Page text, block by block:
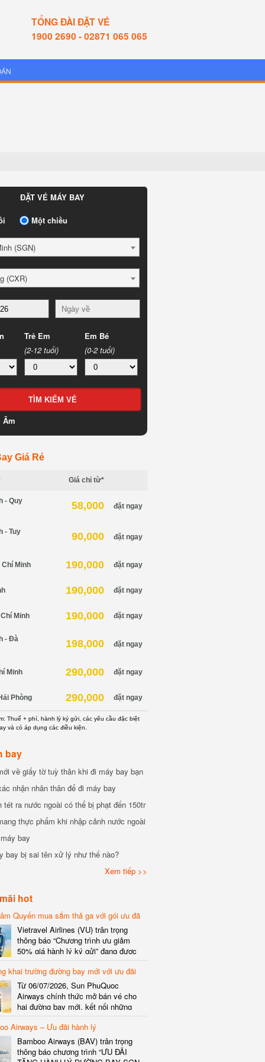
TỔNG ĐÀI ĐẶT VÉ
1900 2690 - 02871 065 065
ĐẶT VÉ MÁY BAY
Một chiều
(SGN)
(CXR)
Trẻ Em
(2-12 tuổi)
Em Bé
(0-2 tuổi)
Âm
Giá Rẻ
Giá chỉ từ*
- Quy
58,000 đặt ngay
- Tuy
90,000 đặt ngay
Minh 190,000 đặt ngay
190,000 đặt ngay
Minh 190,000 đặt ngay
- Đà
198,000 đặt ngay
Minh 290,000 đặt ngay
Phòng 290,000 đặt ngay
Thuế + phí, hành lý ký gửi, các yêu cầu đặc biệt
và có áp dụng các điều kiện.
bay
về giấy tờ tuỳ thân khi đi máy bay bạn
nhận nhân thân để đi máy bay
tét ra nước ngoài có thể bị phạt đến 150tr
thực phẩm khi nhập cảnh nước ngoài
bay
bay bị sai tên xử lý như thế nào?
Xem tiếp >>
hot
Quyến mua sắm thả ga với gói ưu đã
gói cước
Vietravel Airlines (VU) trân trọng
thông báo “Chương trình ưu giảm
50% giá hành lý ký gửi” đang được
triển khai cho đường bay quốc tế mới
kết nối từ TP. Hồ Chí Minh
(SGN) đi Thâm Quyến – Trung Quốc
(SZX), chi tiết như sau: LỊCH BAY
CHI TIẾT Đường bay SHCB Giờ khởi
hành Giờ đến Tần suất…
khai trường đường bay mới với ưu đãi
Từ 06/07/2026, Sun PhuQuoc
Airways chính thức mở bán vé cho
hai đường bay mới, kết nối những
điểm đến giàu trải nghiệm, giúp hành
khách khám phá vẻ đẹp thiên nhiên
và văn hóa của miền Trung Việt Nam.
Thông tin đường bay mới Đường bay
Airways – Ưu đãi hành lý
Bamboo Airways (BAV) trân trọng
thông báo chương trình “ƯU ĐÃI